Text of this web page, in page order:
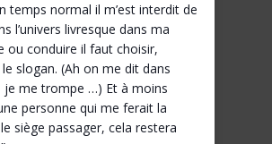
temps normal il m’est interdit de
l’univers livresque dans ma
ou conduire il faut choisir,
slogan. (Ah on me dit dans
je me trompe …) Et à moins
personne qui me ferait la
siège passager, cela restera